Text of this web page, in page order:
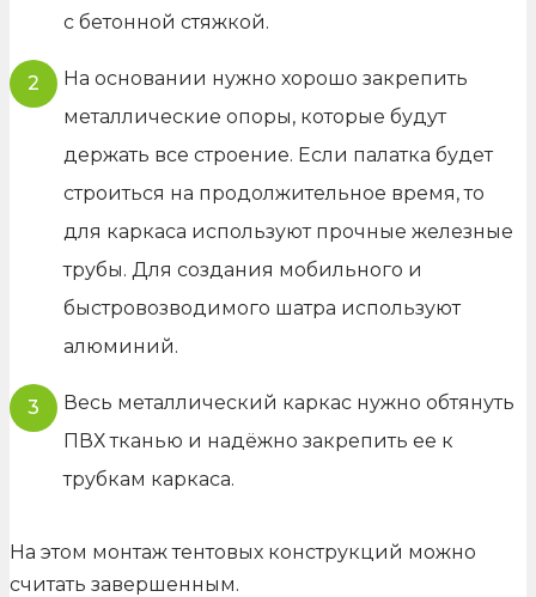
с бетонной стяжкой.
На основании нужно хорошо закрепить
металлические опоры, которые будут
держать все строение. Если палатка будет
строиться на продолжительное время, то
для каркаса используют прочные железные
трубы. Для создания мобильного и
быстровозводимого шатра используют
алюминий.
Весь металлический каркас нужно обтянуть
ПВХ тканью и надёжно закрепить ее к
трубкам каркаса.
На этом монтаж тентовых конструкций можно
считать завершенным.